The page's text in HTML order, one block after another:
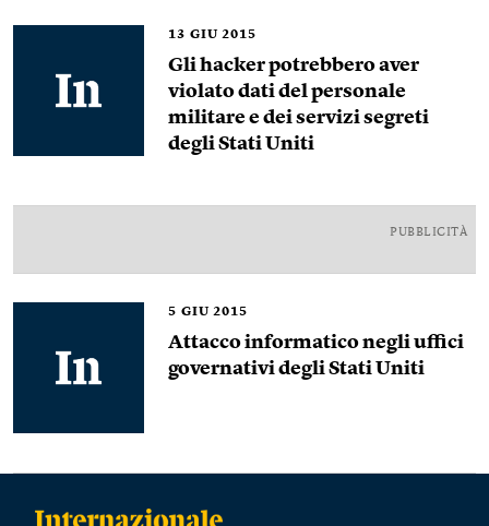
13 GIU 2015
Gli hacker potrebbero aver
violato dati del personale
militare e dei servizi segreti
degli Stati Uniti
PUBBLICITÀ
5 GIU 2015
Attacco informatico negli uffici
governativi degli Stati Uniti